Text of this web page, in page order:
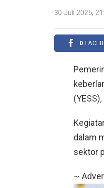
30 Juli 2025,
0
dalam
sektor
~